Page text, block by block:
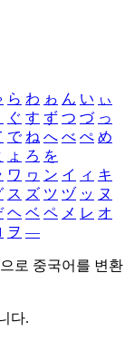
ら わ ゎ ん い ぃ
ぐ す ず つ づ っ
で ね へ べ ぺ め
ょ ろ を
ワ ヮ ン イ ィ キ
ス ズ ツ ヅ ッ ヌ
ヘ ベ ペ メ レ オ
ヲ ―
로 중국어를 변환
다.